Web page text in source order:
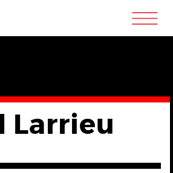
m
Larrieu